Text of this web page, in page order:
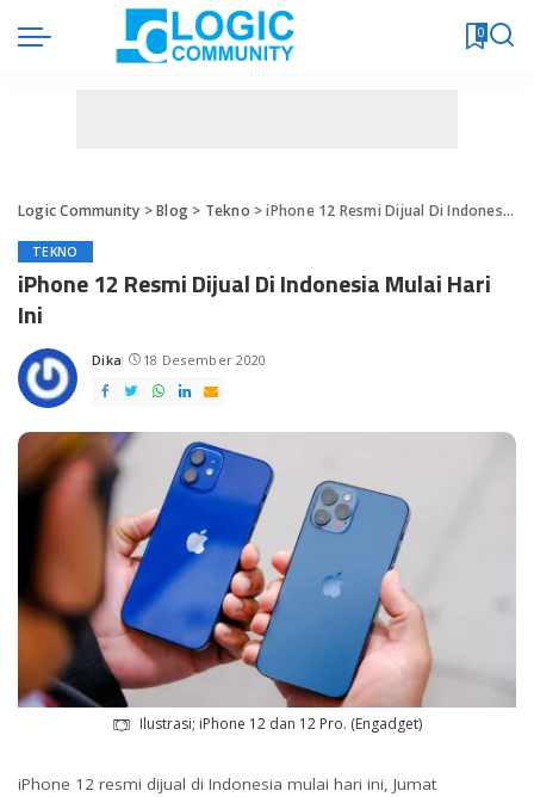
0
Logic Community >Blog> Tekno >iPhone 12 Resmi Dijual Di Indonesia Mulai Hari Ini
TEKNO
iPhone 12 Resmi Dijual Di Indonesia Mulai Hari
Ini
Posted
by
Dika 18 Desember 2020
Ilustrasi; iPhone 12 dan 12 Pro. (Engadget)
iPhone 12 resmi dijual di Indonesia mulai hari ini, Jumat